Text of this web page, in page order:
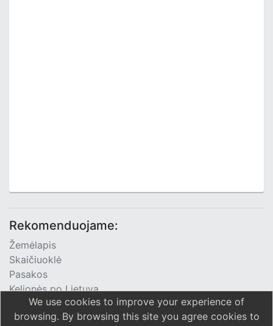
Rekomenduojame:
Žemėlapis
Skaičiuoklė
Pasakos
Kelionės po Lietuvą
TV Programa
We use cookies to improve your experience of
browsing. By browsing this site you agree cookies to